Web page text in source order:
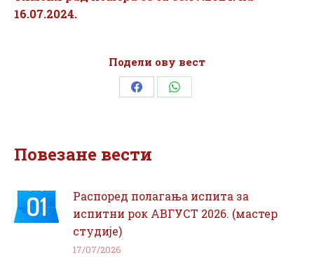
16.07.2024.
Подели ову вест
Share Share
Повезане вести
Распоред полагања испита за
испитни рок АВГУСТ 2026. (мастер
студије)
17/07/2026